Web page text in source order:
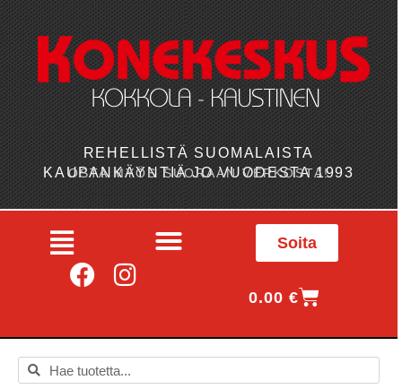
REHELLISTÄ SUOMALAISTA
KAUPANKÄYNTIÄ JO VUODESTA 1993
OSTA MYÖS SUORAAN VERKOSTA!
Soita
0.00€